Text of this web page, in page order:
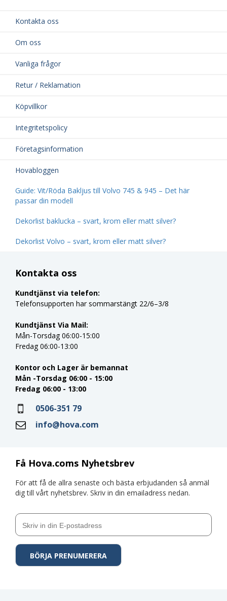
Kontakta oss
Om oss
Vanliga frågor
Retur / Reklamation
Köpvillkor
Integritetspolicy
Företagsinformation
Hovabloggen
Guide: Vit/Röda Bakljus till Volvo 745 & 945 – Det här
passar din modell
Dekorlist baklucka – svart, krom eller matt silver?
Dekorlist Volvo – svart, krom eller matt silver?
Få Hova.coms Nyhetsbrev
För att få de allra senaste och bästa erbjudanden så anmäl
dig till vårt nyhetsbrev. Skriv in din emailadress nedan.
Kontakta oss
Kundtjänst via telefon:
Telefonsupporten har sommarstängt 22/6–3/8
Kundtjänst Via Mail:
Mån-Torsdag 06:00-15:00
Fredag 06:00-13:00
Kontor och Lager är bemannat
Mån -Torsdag 06:00 - 15:00
Fredag 06:00 - 13:00
0506-351 79
info@hova.com